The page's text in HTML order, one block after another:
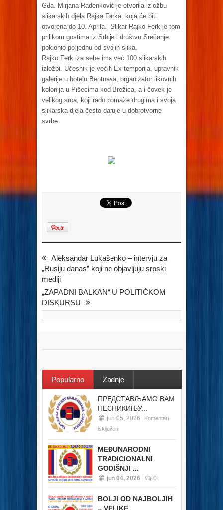
Gđa. Mirjana Radenković je otvorila izložbu
slikarskih djela Rajka Ferka, koja će biti
otvorena do 10. Aprila. Slikar Rajko Ferk je tom
prilikom gostima iz Srbije i društvu Srečanje
poklonio po jednu od svojih slika.
Rajko Ferk iza sebe ima već 100 slikarskih
izložbi. Učesnik je većih Ex temporija, upravnik
galerije u hotelu Bentnava, organizator likovnih
kolonija u Pišecima kod Brežica, a i čovek je
velikog srca, koji rado pomaže drugima i svoja
slikarska djela često daruje u dobrotvorne
svrhe.
Aleksandar Lukašenko – intervju za
„Rusiju danas” koji ne objavljuju srpski
mediji
„ZAPADNI BALKAN“ U POLITIČKOM
DISKURSU
Popularno Zadnje
ПРЕДСТАВЉАМО ВАМ
ПЕСНИКИЊУ...
jun 05, 2026
Komentari
isključeni
MEĐUNARODNI
TRADICIONALNI
GODIŠNJI ...
jun 04, 2026 0
BOLJI OD NAJBOLJIH
– VELIKE